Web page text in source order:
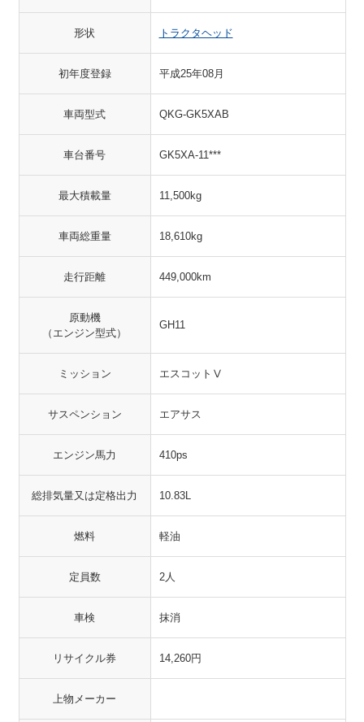
形状 トラクタヘッド
初年度登録 平成25年08月
車両型式 QKG-GK5XAB
車台番号 GK5XA-11***
最大積載量 11,500kg
車両総重量 18,610kg
走行距離 449,000km
原動機
（エンジン型式）
GH11
ミッション エスコットⅤ
サスペンション エアサス
エンジン馬力 410ps
総排気量又は定格出力 10.83L
燃料 軽油
定員数 2人
車検 抹消
リサイクル券 14,260円
上物メーカー